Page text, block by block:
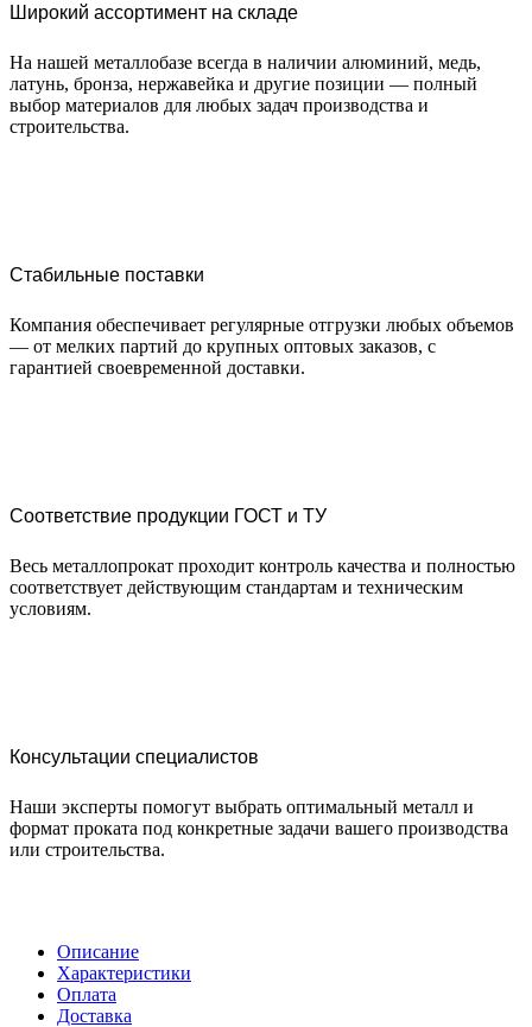
Широкий ассортимент на складе
На нашей металлобазе всегда в наличии алюминий, медь,
латунь, бронза, нержавейка и другие позиции — полный
выбор материалов для любых задач производства и
строительства.
Стабильные поставки
Компания обеспечивает регулярные отгрузки любых объемов
— от мелких партий до крупных оптовых заказов, с
гарантией своевременной доставки.
Соответствие продукции ГОСТ и ТУ
Весь металлопрокат проходит контроль качества и полностью
соответствует действующим стандартам и техническим
условиям.
Консультации специалистов
Наши эксперты помогут выбрать оптимальный металл и
формат проката под конкретные задачи вашего производства
или строительства.
Описание
Характеристики
Оплата
Доставка